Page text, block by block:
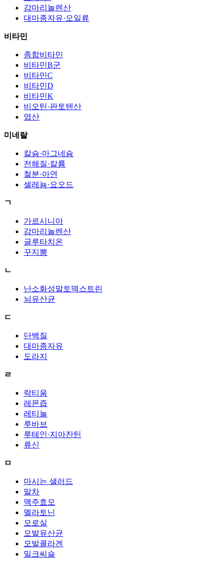
감마리놀렌산
대마종자유·오일류
비타민
종합비타민
비타민B군
비타민C
비타민D
비타민K
비오틴·판토텐산
엽산
미네랄
칼슘·마그네슘
전해질·칼륨
철분·아연
셀레늄·요오드
ㄱ
가르시니아
감마리놀렌산
글루타치온
꾸지뽕
ㄴ
난소화성말토덱스트린
뇌유산균
ㄷ
단백질
대마종자유
도라지
ㄹ
락티움
레몬즙
레티놀
루바브
루테인·지아잔틴
류신
ㅁ
마시는 샐러드
말차
맥주효모
멜라토닌
모로실
모발유산균
모발콜라겐
밀크씨슬